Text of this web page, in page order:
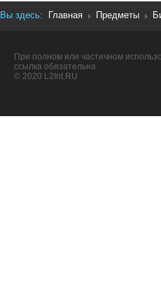
Вы здесь: Главная Предметы
При полном или частичном
ссылка обязательна.
© 2020 L2Int.RU